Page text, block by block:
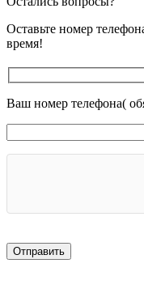
Оставьте номер
время!
Ваш номер телефона(